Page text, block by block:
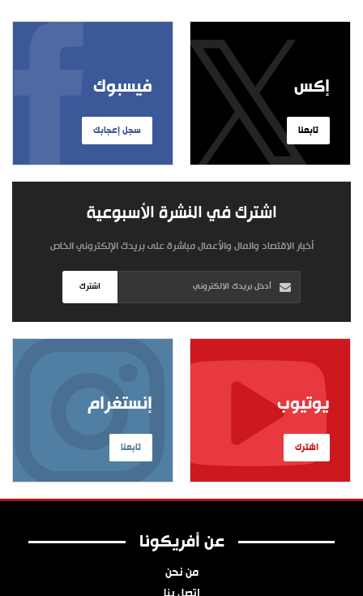
فيسبوك
سجل إعجابك
إكس
تابعنا
اشترك في النشرة الأسبوعية
أخبار الاقتصاد والمال والأعمال مباشرة على بريدك الإلكتروني الخاص
اشترك
إنستغرام
تابعنا
يوتيوب
اشترك
عن أفريكونا
من نحن